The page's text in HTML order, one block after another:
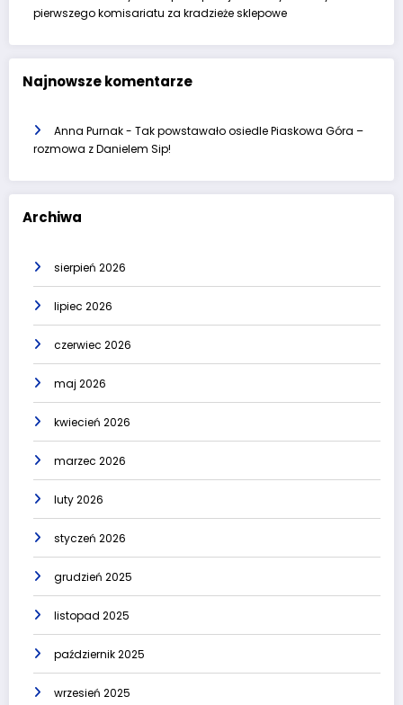
pierwszego komisariatu za kradzieże sklepowe
Najnowsze komentarze
Anna Purnak- Tak powstawało osiedle Piaskowa Góra –
rozmowa z Danielem Sip!
Archiwa
sierpień 2026
lipiec 2026
czerwiec 2026
maj 2026
kwiecień 2026
marzec 2026
luty 2026
styczeń 2026
grudzień 2025
listopad 2025
październik 2025
wrzesień 2025